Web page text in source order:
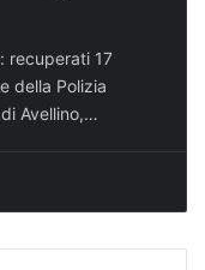
recuperati 17
della Polizia
Avellino,…